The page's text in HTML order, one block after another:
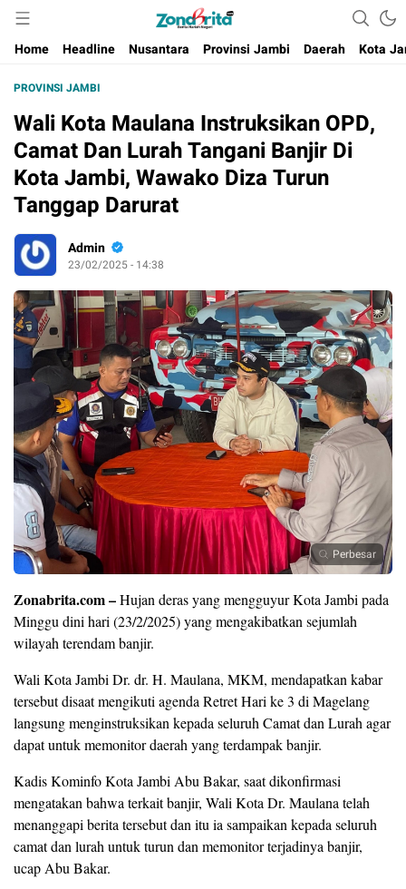
Berita Harian Negeri
Home
Headline Nusantara Provinsi Jambi Daerah Kota
PROVINSI JAMBI
Wali Kota Maulana Instruksikan OPD,
Camat Dan Lurah Tangani Banjir Di
Kota Jambi, Wawako Diza Turun
Tanggap Darurat
Admin
23/02/2025 - 14:38
Perbesar
Zonabrita.com –Hujan deras yang mengguyur Kota Jambi pada
Minggu dini hari (23/2/2025) yang mengakibatkan sejumlah
wilayah terendam banjir.
Wali Kota Jambi Dr. dr. H. Maulana, MKM, mendapatkan kabar
tersebut disaat mengikuti agenda Retret Hari ke 3 di Magelang
langsung menginstruksikan kepada seluruh Camat dan Lurah agar
dapat untuk memonitor daerah yang terdampak banjir.
Kadis Kominfo Kota Jambi Abu Bakar, saat dikonfirmasi
mengatakan bahwa terkait banjir, Wali Kota Dr. Maulana telah
menanggapi berita tersebut dan itu ia sampaikan kepada seluruh
camat dan lurah untuk turun dan memonitor terjadinya banjir,
ucap Abu Bakar.